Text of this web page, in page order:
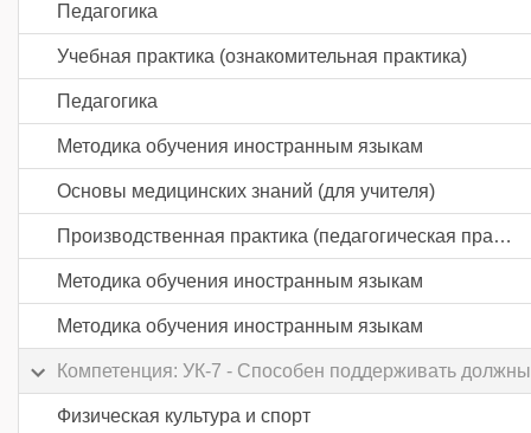
Педагогика
Учебная практика (ознакомительная практика)
Педагогика
Методика обучения иностранным языкам
Основы медицинских знаний (для учителя)
Производственная практика (педагогическая практика) часть 1
Методика обучения иностранным языкам
Методика обучения иностранным языкам
Компетенция: УК-7 - Способен поддерживать
Физическая культура и спорт